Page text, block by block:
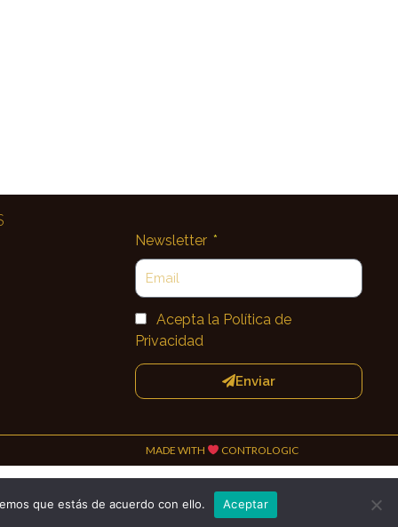
Newsletter
Acepta la Política de
Privacidad
Enviar
MADE WITH CONTROLOGIC
que estás de acuerdo con ello. Aceptar